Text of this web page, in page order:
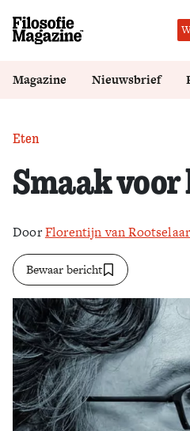
Magazine Nieuwsbrief
Eten
Smaak
DoorFlorentijn van Rootselaar
Bewaar bericht